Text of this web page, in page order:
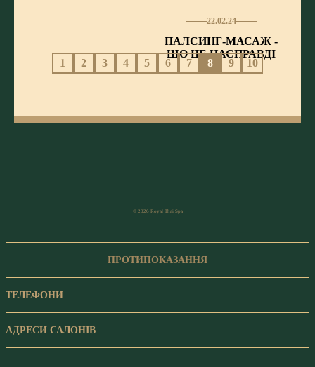
22.02.24
ПАЛСИНГ-МАСАЖ -
ЩО ЦЕ НАСПРАВДІ
1 2 3 4 5 6 7 8 9 10
© 2026 Royal Thai Spa
ПРОТИПОКАЗАННЯ
ТЕЛЕФОНИ
АДРЕСИ САЛОНІВ